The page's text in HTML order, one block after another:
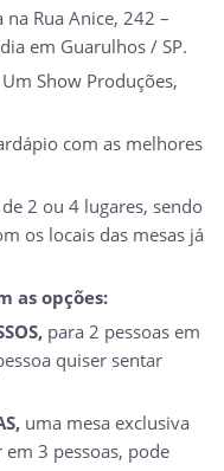
Rua Anice, 242 –
em Guarulhos / SP.
Show Produções,
com as melhores
2 ou 4 lugares, sendo
os locais das mesas já
as opções:
para 2 pessoas em
quiser sentar
uma mesa exclusiva
em 3 pessoas, pode